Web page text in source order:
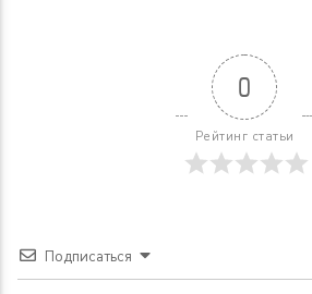
0
Рейтинг статьи
Подписаться